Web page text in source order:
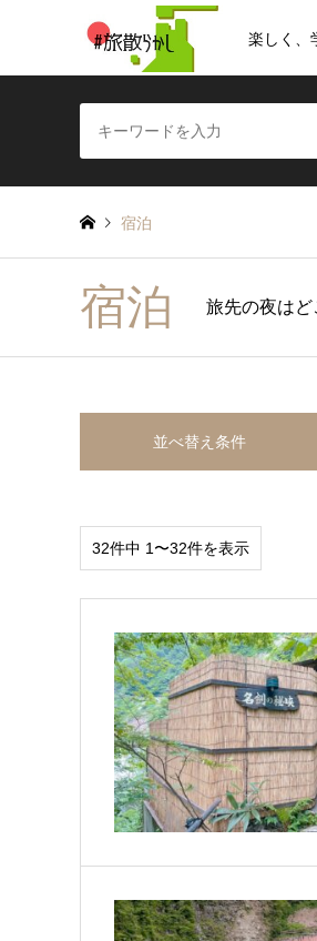
楽しく、
宿泊
宿泊 旅先の夜はど
並べ替え条件
32件中 1〜32件を表示